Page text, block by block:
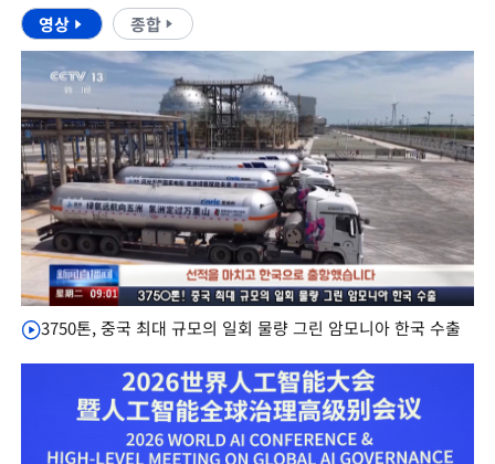
영상 종합
3750톤, 중국 최대 규모의 일회 물량 그린 암모니아 한국 수출